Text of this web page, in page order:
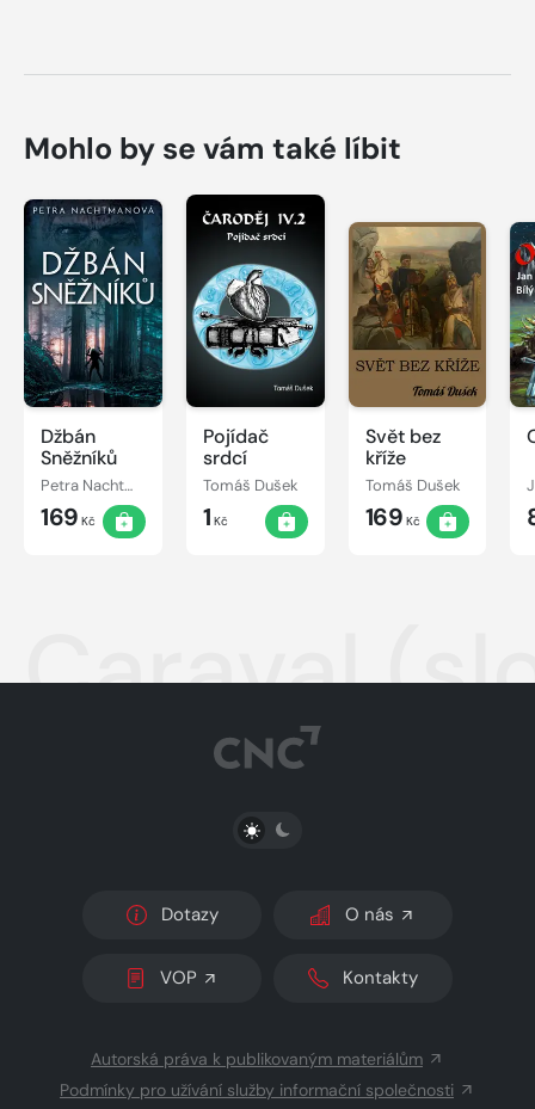
Mohlo by se vám také líbit
Džbán
Sněžníků
Petra Nachtmanová
169 Kč
Pojídač
srdcí
Tomáš Dušek
1 Kč
Svět bez
kříže
Tomáš Dušek
169 Kč
Caraval
PŘEPNOUT SVĚTLÝ/TMAVÝ REŽIM
Dotazy O nás
VOP Kontakty
Autorská práva k publikovaným materiálům
Podmínky pro užívání služby informační společnosti